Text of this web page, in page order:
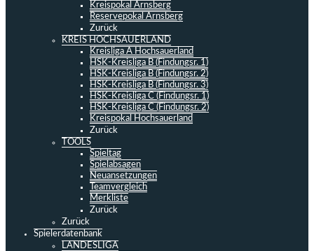
Kreispokal Arnsberg
Reservepokal Arnsberg
Zurück
KREIS HOCHSAUERLAND
Kreisliga A Hochsauerland
HSK-Kreisliga B (Findungsr. 1)
HSK-Kreisliga B (Findungsr. 2)
HSK-Kreisliga B (Findungsr. 3)
HSK-Kreisliga C (Findungsr. 1)
HSK-Kreisliga C (Findungsr. 2)
Kreispokal Hochsauerland
Zurück
TOOLS
Spieltag
Spielabsagen
Neuansetzungen
Teamvergleich
Merkliste
Zurück
Zurück
Spielerdatenbank
LANDESLIGA